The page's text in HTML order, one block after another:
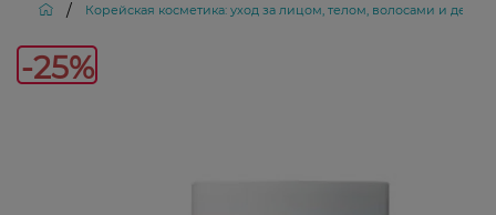
/ Корейская косметика: уход за лицом, телом, волосами и
-25%